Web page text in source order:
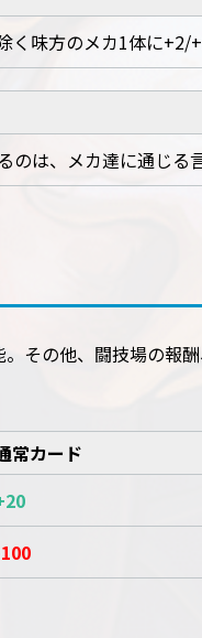
く味方のメカ1体に+2/
のは、メカ達に通じる
。その他、闘技場の報
常カード